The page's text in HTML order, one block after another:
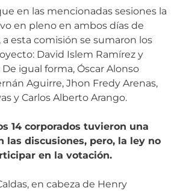
en las mencionadas sesiones la
en pleno en ambos días de
a esta comisión se sumaron los
David Islem Ramírez y
igual forma, Óscar Alonso
Aguirre, Jhon Fredy Arenas,
y Carlos Alberto Arango.
14 corporados tuvieron una
las discusiones, pero, la ley no
en la votación.
en cabeza de Henry